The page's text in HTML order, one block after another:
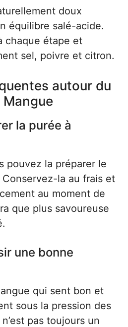
doux
équilibre salé-acide.
chaque étape et
sel, poivre et citron.
autour du
la purée à
pouvez la préparer le
la au frais et
au moment de
que plus savoureuse
une bonne
qui sent bon et
sous la pression des
pas toujours un